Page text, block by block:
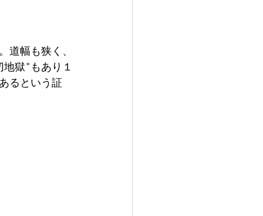
道幅も狭く、
獄"もあり１
るという証